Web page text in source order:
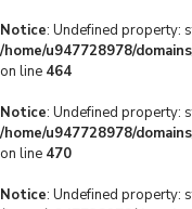
Notice: Undefined property:
/home/u947728978/
on line 464
Notice: Undefined property:
/home/u947728978/
on line 470
Notice: Undefined property: